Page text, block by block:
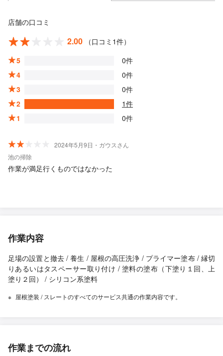
店舗の口コミ
2.00
（口コミ1件）
5
0件
4
0件
3
0件
2
1件
1
0件
2024年5月9日・ガウスさん
池の掃除
作業が満足行くものではなかった
作業内容
足場の設置と撤去 / 養生 / 屋根の高圧洗浄 / プライマー塗布 / 縁切
りあるいはタスペーサー取り付け / 塗料の塗布（下塗り１回、上
塗り２回） / シリコン系塗料
屋根塗装 / スレートのすべてのサービス共通の作業内容です。
作業までの流れ